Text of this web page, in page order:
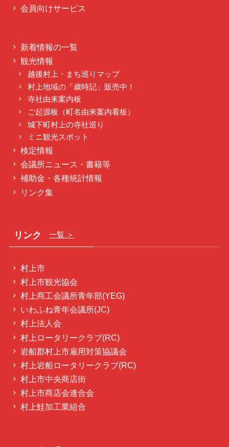
会員向けサービス
新着情報の一覧
観光情報
越後村上・まち巡りマップ
村上地域の「歳時記」販売中！
寺社由来案内板
ご起源板（町名由来案内看板）
城下町村上の寺社巡り
ミニ観光スポット
検定情報
会議所ニュース・書籍等
補助金・各種統計情報
リンク集
リンク
村上市
村上市観光協会
村上商工会議所青年部(YEG)
いわふね青年会議所(JC)
村上法人会
村上ロータリークラブ(RC)
岩船郡村上市雇用対策協議会
村上岩船ロータリークラブ(RC)
村上市中央商店街
村上市商店会連合会
村上鮭加工業組合
一覧 ＞